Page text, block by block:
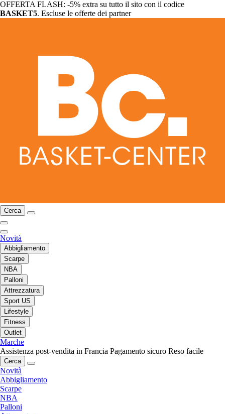
OFFERTA FLASH: -5% extra su tutto il sito con il codice
BASKET5. Escluse le offerte dei partner
Cerca
Novità
Abbigliamento
Scarpe
NBA
Palloni
Attrezzatura
Sport US
Lifestyle
Fitness
Outlet
Marche
Assistenza post-vendita in Francia Pagamento sicuro Reso facile
Cerca
Novità
Abbigliamento
Scarpe
NBA
Palloni